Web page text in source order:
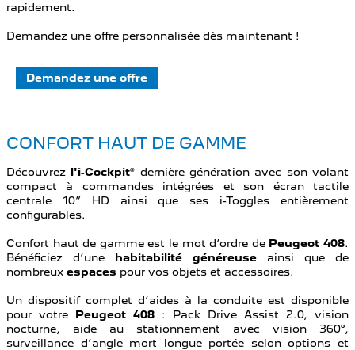
rapidement.
Demandez une offre personnalisée dès maintenant !
Demandez une offre
CONFORT HAUT DE GAMME
Découvrez l'i-Cockpit® dernière génération avec son volant
compact à commandes intégrées et son écran tactile
centrale 10” HD ainsi que ses i-Toggles entièrement
configurables.
Confort haut de gamme est le mot d’ordre de Peugeot 408.
Bénéficiez d’une habitabilité généreuse ainsi que de
nombreux espaces pour vos objets et accessoires.
Un dispositif complet d’aides à la conduite est disponible
pour votre Peugeot 408 : Pack Drive Assist 2.0, vision
nocturne, aide au stationnement avec vision 360°,
surveillance d’angle mort longue portée selon options et